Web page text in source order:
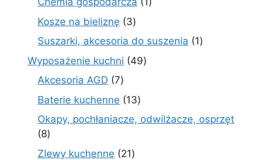
Kosze na bieliznę 33
produkty
Suszarki, akcesoria do suszenia 11
Wyposażenie kuchni 4949
Akcesoria AGD 77
produktów
Baterie kuchenne 1313
produktów
Okapy, pochłaniacze, odwilżacze, osprzęt
88
produktów
Zlewy kuchenne 2121